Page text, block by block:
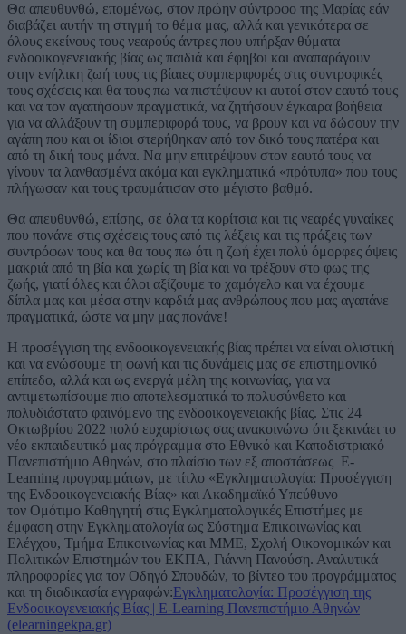
Θα απευθυνθώ, επομένως, στον πρώην σύντροφο της Μαρίας εάν
διαβάζει αυτήν τη στιγμή το θέμα μας, αλλά και γενικότερα σε
όλους εκείνους τους νεαρούς άντρες που υπήρξαν θύματα
ενδοοικογενειακής βίας ως παιδιά και έφηβοι και αναπαράγουν
στην ενήλικη ζωή τους τις βίαιες συμπεριφορές στις συντροφικές
τους σχέσεις και θα τους πω να πιστέψουν κι αυτοί στον εαυτό τους
και να τον αγαπήσουν πραγματικά, να ζητήσουν έγκαιρα βοήθεια
για να αλλάξουν τη συμπεριφορά τους, να βρουν και να δώσουν την
αγάπη που και οι ίδιοι στερήθηκαν από τον δικό τους πατέρα και
από τη δική τους μάνα. Να μην επιτρέψουν στον εαυτό τους να
γίνουν τα λανθασμένα ακόμα και εγκληματικά «πρότυπα» που τους
πλήγωσαν και τους τραυμάτισαν στο μέγιστο βαθμό.
Θα απευθυνθώ, επίσης, σε όλα τα κορίτσια και τις νεαρές γυναίκες
που πονάνε στις σχέσεις τους από τις λέξεις και τις πράξεις των
συντρόφων τους και θα τους πω ότι η ζωή έχει πολύ όμορφες όψεις
μακριά από τη βία και χωρίς τη βία και να τρέξουν στο φως της
ζωής, γιατί όλες και όλοι αξίζουμε το χαμόγελο και να έχουμε
δίπλα μας και μέσα στην καρδιά μας ανθρώπους που μας αγαπάνε
πραγματικά, ώστε να μην μας πονάνε!
Η προσέγγιση της ενδοοικογενειακής βίας πρέπει να είναι ολιστική
και να ενώσουμε τη φωνή και τις δυνάμεις μας σε επιστημονικό
επίπεδο, αλλά και ως ενεργά μέλη της κοινωνίας, για να
αντιμετωπίσουμε πιο αποτελεσματικά το πολυσύνθετο και
πολυδιάστατο φαινόμενο της ενδοοικογενειακής βίας. Στις 24
Οκτωβρίου 2022 πολύ ευχαρίστως σας ανακοινώνω ότι ξεκινάει το
νέο εκπαιδευτικό μας πρόγραμμα στο Εθνικό και Καποδιστριακό
Πανεπιστήμιο Αθηνών, στο πλαίσιο των εξ αποστάσεως E-
Learning προγραμμάτων, με τίτλο «Εγκληματολογία: Προσέγγιση
της Ενδοοικογενειακής Βίας» και Ακαδημαϊκό Υπεύθυνο
τον Ομότιμο Καθηγητή στις Εγκληματολογικές Επιστήμες με
έμφαση στην Εγκληματολογία ως Σύστημα Επικοινωνίας και
Ελέγχου, Τμήμα Επικοινωνίας και ΜΜΕ, Σχολή Οικονομικών και
Πολιτικών Επιστημών του ΕΚΠΑ, Γιάννη Πανούση. Αναλυτικά
πληροφορίες για τον Οδηγό Σπουδών, το βίντεο του προγράμματος
και τη διαδικασία εγγραφών:Εγκληματολογία: Προσέγγιση της
Ενδοοικογενειακής Βίας | E-Learning Πανεπιστήμιο Αθηνών
(elearningekpa.gr)